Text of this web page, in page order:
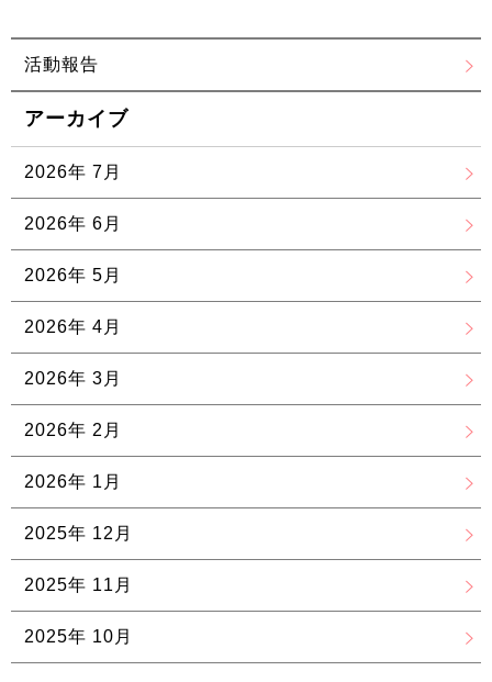
活動報告
アーカイブ
2026年 7月
2026年 6月
2026年 5月
2026年 4月
2026年 3月
2026年 2月
2026年 1月
2025年 12月
2025年 11月
2025年 10月